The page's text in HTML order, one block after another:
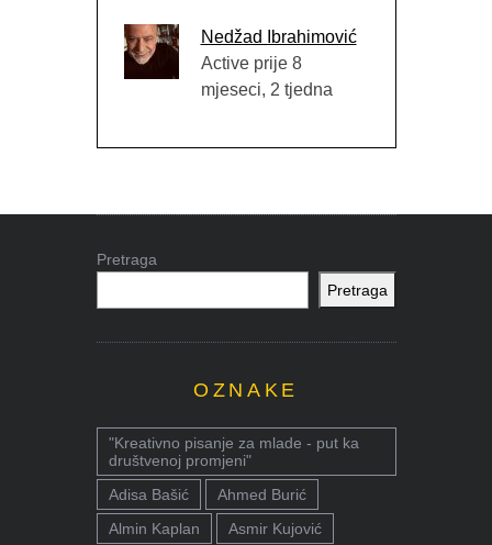
Nedžad Ibrahimović
Active prije 8
mjeseci, 2 tjedna
Pretraga
Pretraga
OZNAKE
"Kreativno pisanje za mlade - put ka
društvenoj promjeni"
Adisa Bašić
Ahmed Burić
Almin Kaplan
Asmir Kujović